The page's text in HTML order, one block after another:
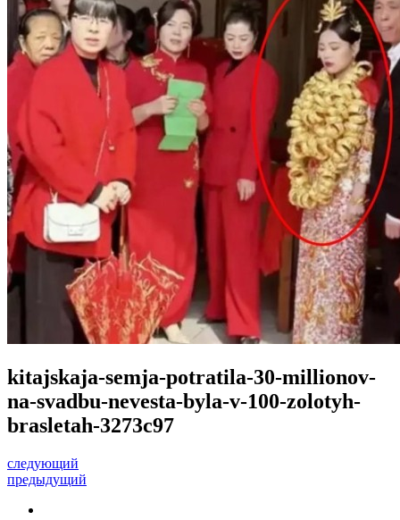
kitajskaja-semja-potratila-30-millionov-
na-svadbu-nevesta-byla-v-100-zolotyh-
brasletah-3273c97
следующий
предыдущий